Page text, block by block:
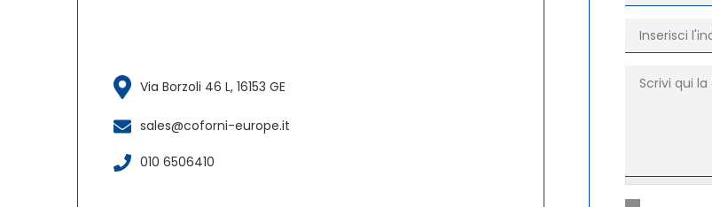
Via Borzoli 46 L, 16153 GE
sales@coforni-europe.it
010 6506410